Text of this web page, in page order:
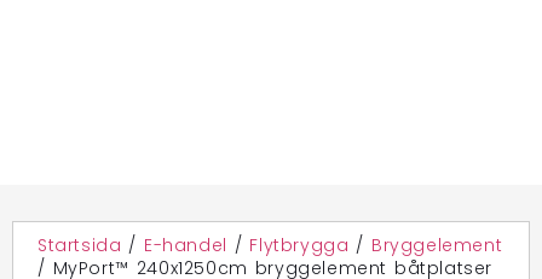
Startsida / E-handel / Flytbrygga / Bryggelement
/ MyPort™ 240x1250cm bryggelement båtplatser